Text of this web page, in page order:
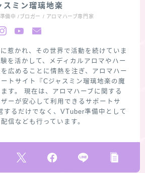
スミン瑠璃地楽
備中 /ブロガー / アロマハーブ専門家
惹かれ、その世界で活動を続けていま
を活かして、メディカルアロマやハー
広めることに情熱を注ぎ、アロマハー
トサイト『Cジャスミン瑠璃地楽の魔
す。 現在は、アロマハーブに関する
ーが安心して利用できるサポートサ
するだけでなく、VTuber準備中として
信なども行っています。